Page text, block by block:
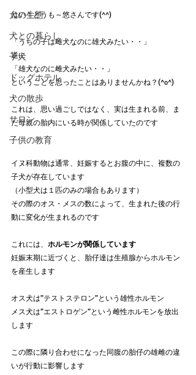
犬の生態
犬との暮らし
子犬
ドッグホテル
犬の散歩
サロン
子供の教育
はい！どうも～悠さんです(^^)
「うちの子は雌犬なのに雄犬みたい・・」
逆に
「雄犬なのに雌犬みたい・・」
ということを思ったことはありませんかね？(^o^)
これは、思い過ごしではなく、実は生まれる前、ま
だ母親の胎内にいる時が関係していたのです
イヌ科動物は通常、妊娠するとお腹の中に、複数の
子犬が存在しています
（小型犬は１匹のみの場合もあります）
その際のオス・メスの数によって、生まれた後の行
動に変化が生まれるのです
これには、 ホルモンが関係しています
妊娠末期に近づくと、胎仔達は生殖腺からホルモン
を産生します
オス犬は”テストステロン”という雄性ホルモン
メス犬は”エストロゲン”という雌性ホルモンを放出
します
この際に隣り合わせになった同腹の胎仔の雄雌の違
いが行動に影響します